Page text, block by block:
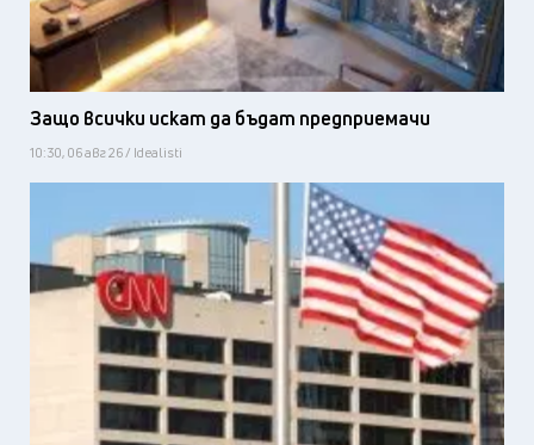
Защо всички искат да бъдат предприемачи
10:30, 06 авг 26 / Idealisti